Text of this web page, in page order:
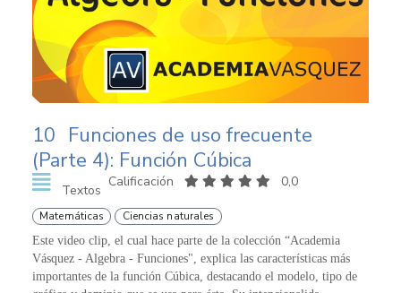
10 Funciones de uso frecuente
(Parte 4): Función Cúbica
Textos
Calificación 0,0
Matemáticas Ciencias naturales
Este video clip, el cual hace parte de la colección “Academia
Vásquez - Algebra - Funciones", explica las características más
importantes de la función Cúbica, destacando el modelo, tipo de